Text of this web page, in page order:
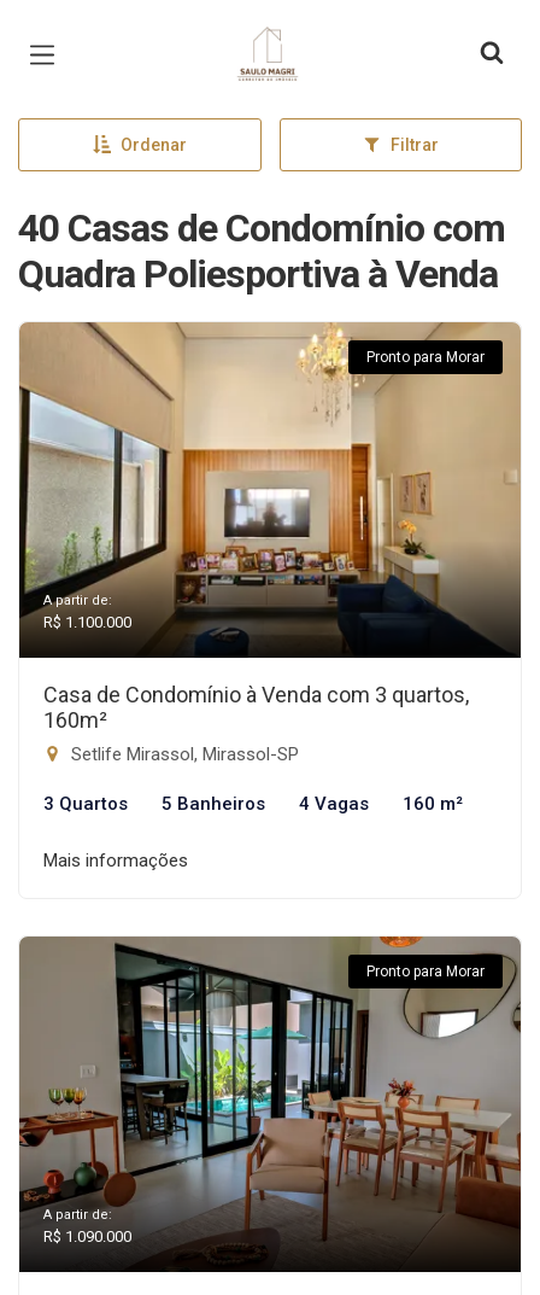
Página inicial
Ordenar Filtrar
40 Casas de Condomínio com
Quadra Poliesportiva à Venda
Pronto para Morar
A partir de:
R$ 1.100.000
Casa de Condomínio à Venda com 3 quartos,
160m²
Setlife Mirassol, Mirassol-SP
3 Quartos 5 Banheiros 4 Vagas 160 m²
Mais informações
Pronto para Morar
A partir de:
R$ 1.090.000